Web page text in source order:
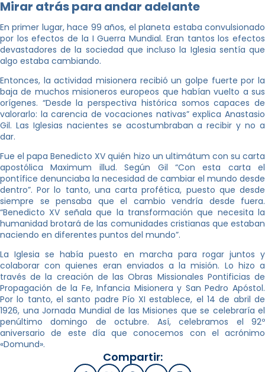
Mirar atrás para andar adelante
En primer lugar, hace 99 años, el planeta estaba convulsionado
por los efectos de la I Guerra Mundial. Eran tantos los efectos
devastadores de la sociedad que incluso la Iglesia sentía que
algo estaba cambiando.
Entonces, la actividad misionera recibió un golpe fuerte por la
baja de muchos misioneros europeos que habían vuelto a sus
orígenes. “Desde la perspectiva histórica somos capaces de
valorarlo: la carencia de vocaciones nativas” explica Anastasio
Gil. Las Iglesias nacientes se acostumbraban a recibir y no a
dar.
Fue el papa Benedicto XV quién hizo un ultimátum con su carta
apostólica Maximum illud. Según Gil “Con esta carta el
pontífice denunciaba la necesidad de cambiar el mundo desde
dentro”. Por lo tanto, una carta profética, puesto que desde
siempre se pensaba que el cambio vendría desde fuera.
“Benedicto XV señala que la transformación que necesita la
humanidad brotará de las comunidades cristianas que estaban
naciendo en diferentes puntos del mundo”.
La Iglesia se había puesto en marcha para rogar juntos y
colaborar con quienes eran enviados a la misión. Lo hizo a
través de la creación de las Obras Missionales Pontificias de
Propagación de la Fe, Infancia Misionera y San Pedro Apóstol.
Por lo tanto, el santo padre Pío XI establece, el 14 de abril de
1926, una Jornada Mundial de las Misiones que se celebraría el
penúltimo domingo de octubre. Así, celebramos el 92º
aniversario de este día que conocemos con el acrónimo
«Domund».
Compartir: